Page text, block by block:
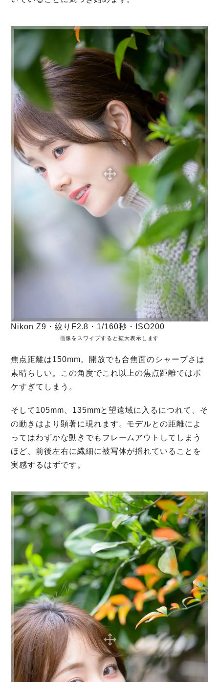
Nikon Z9・絞りF2.8・1/160秒・ISO200
画像をスワイプすると拡大表示します
焦点距離は150mm。開放でも合焦面のシャープさは
素晴らしい。この角度でこれ以上の焦点距離ではボ
ケすぎてしまう。
そして105mm、135mmと望遠域に入るにつれて、そ
の動きはより顕著に現れます。モデルとの距離によ
ってはわずかな動きでもフレームアウトしてしまう
ほど、前後左右に繊細に被写体が揺れていることを
実感するはずです。